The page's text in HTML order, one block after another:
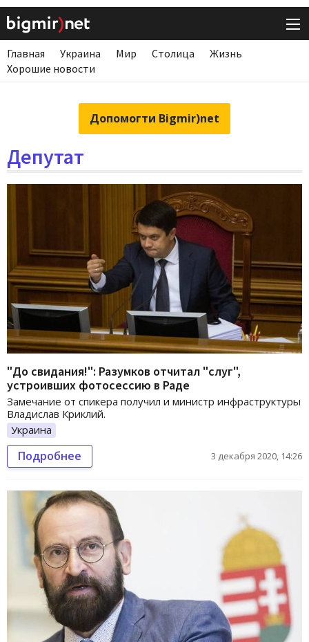
Главная Украина Мир Столица
Жизнь
Хорошие новости
Допомогти Bigmir)net
Депутат
"До свидания!": Разумков отчитал "слуг",
устроивших фотосессию в Раде
Замечание от спикера получил и министр инфраструктуры
Владислав Криклий.
Украина
Подробнее 3 декабря 2020, 14:26